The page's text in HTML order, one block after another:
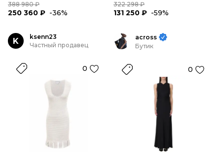
388 980 ₽
250 360 ₽ -36%
322 298 ₽
131 250 ₽ -59%
K
ksenn23
Частный продавец
0
across
Бутик
0